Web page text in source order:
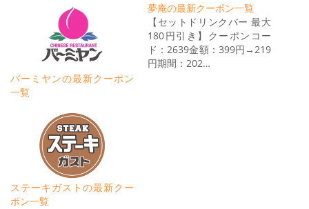
バーミヤンの最新クーポン
一覧
夢庵の最新クーポン一覧
【セットドリンクバー 最大
180円引き】クーポンコー
ド：2639金額：399円→219
円期間：202…
ステーキガストの最新クー
ポン一覧